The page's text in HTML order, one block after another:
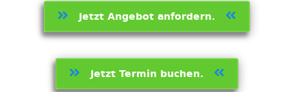
Jetzt Angebot anfordern.
Jetzt Termin buchen.